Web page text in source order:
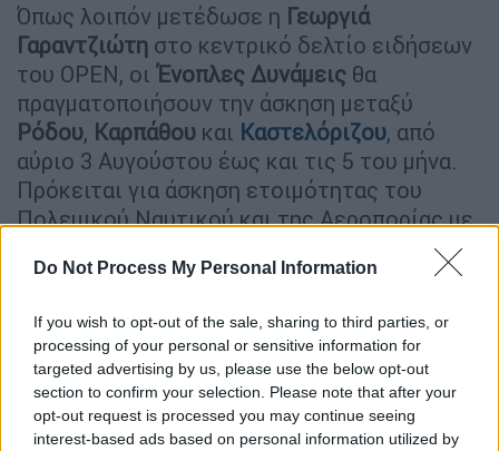
Do Not Process My Personal Information
If you wish to opt-out of the sale, sharing to third parties, or
processing of your personal or sensitive information for
targeted advertising by us, please use the below opt-out
section to confirm your selection. Please note that after your
opt-out request is processed you may continue seeing
interest-based ads based on personal information utilized by
Όπως λοιπόν μετέδωσε η Γεωργιά
Γαραντζιώτη στο κεντρικό δελτίο ειδήσεων
του OPEN, οι Ένοπλες Δυνάμεις θα
πραγματοποιήσουν την άσκηση μεταξύ
Ρόδου, Καρπάθου και Καστελόριζου, από
αύριο 3 Αυγούστου έως και τις 5 του μήνα.
Πρόκειται για άσκηση ετοιμότητας του
Πολεμικού Ναυτικού και της Αεροπορίας με
σενάρια προσβολής στόχων και ανταλλαγής
εικόνας μεταξύ πλοίων και αεροσκαφών.
ΟιΤούρκοιαπό την πλευρά τους εξέδωσαν
προκλητικήαντιNavtex, αμφισβητώντας για
ακόμη μια φορά την δικαιοδοσία της
Ελλάδας στην περιοχή. Σημείωσαν μάλιστα
ότι πρόκειται για περιοχή ευθύνης της